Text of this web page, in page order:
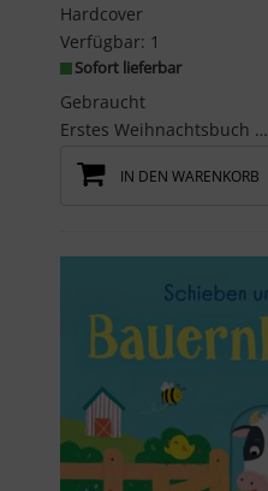
Hardcover
Verfügbar: 1
Sofort lieferbar
Gebraucht
Erstes Weihnachtsbuch mit SchiebernMit tollen Schiebe-Effekten, Fingerspuren und lustigen...
IN DEN WARENKORB